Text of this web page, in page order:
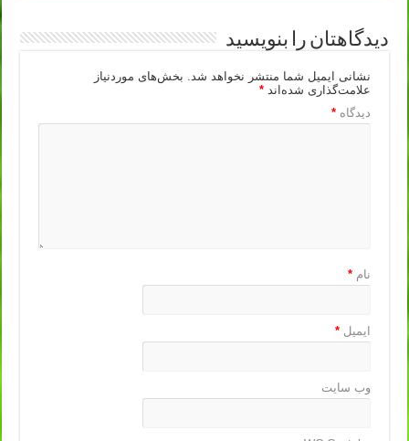
دیدگاهتان را بنویسید
نشانی ایمیل شما منتشر نخواهد شد.
بخش‌های موردنیاز
علامت‌گذاری شده‌اند*
دیدگاه*
نام*
ایمیل*
وب‌ سایت